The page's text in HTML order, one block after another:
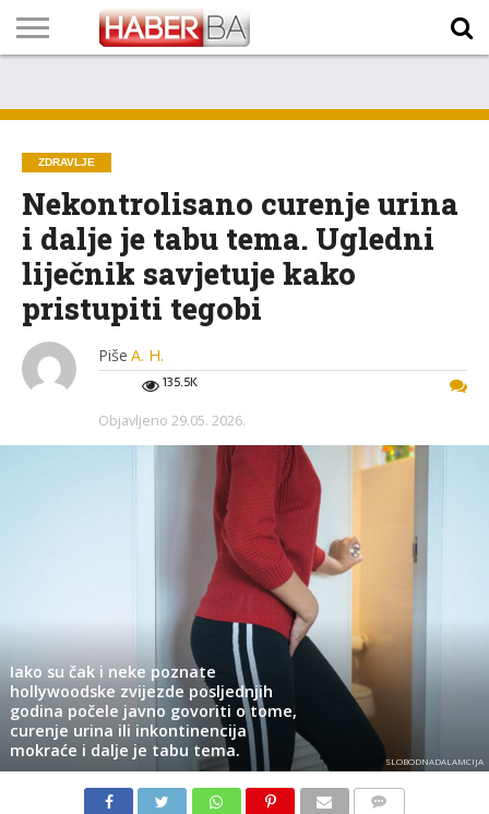
TECH
PROGRAM
PROGNOZA
PUTEVIMA
LISTA
NAMA
ZDRAVLJE
Nekontrolisano curenje urina
i dalje je tabu tema. Ugledni
liječnik savjetuje kako
pristupiti tegobi
Piše A. H.
135.5K
Objavljeno 29.05. 2026.
Iako su čak i neke poznate
hollywoodske zvijezde posljednjih
godina počele javno govoriti o tome,
curenje urina ili inkontinencija
mokraće i dalje je tabu tema.
SLOBODNADALAMCIJA